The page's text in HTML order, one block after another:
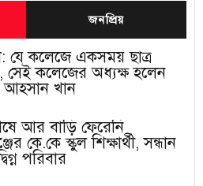
জনপ্রিয়
যে কলেজে একসময় ছাত্র
সেই কলেজের অধ্যক্ষ হলেন
আহসান খান
আর বাড়ি ফেরেনি
কে.কে স্কুল শিক্ষার্থী, সন্ধান
পরিবার